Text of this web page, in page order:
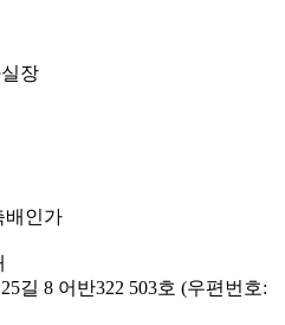
장
배인가
길 8 어반322 503호 (우편번호: